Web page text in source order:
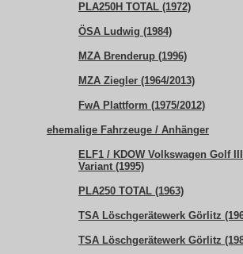
PLA250H TOTAL (1972)
ÖSA Ludwig (1984)
MZA Brenderup (1996)
MZA Ziegler (1964/2013)
FwA Plattform (1975/2012)
ehemalige Fahrzeuge / Anhänger
ELF1 / KDOW Volkswagen Golf III
Variant (1995)
PLA250 TOTAL (1963)
TSA Löschgerätewerk Görlitz
TSA Löschgerätewerk Görlitz